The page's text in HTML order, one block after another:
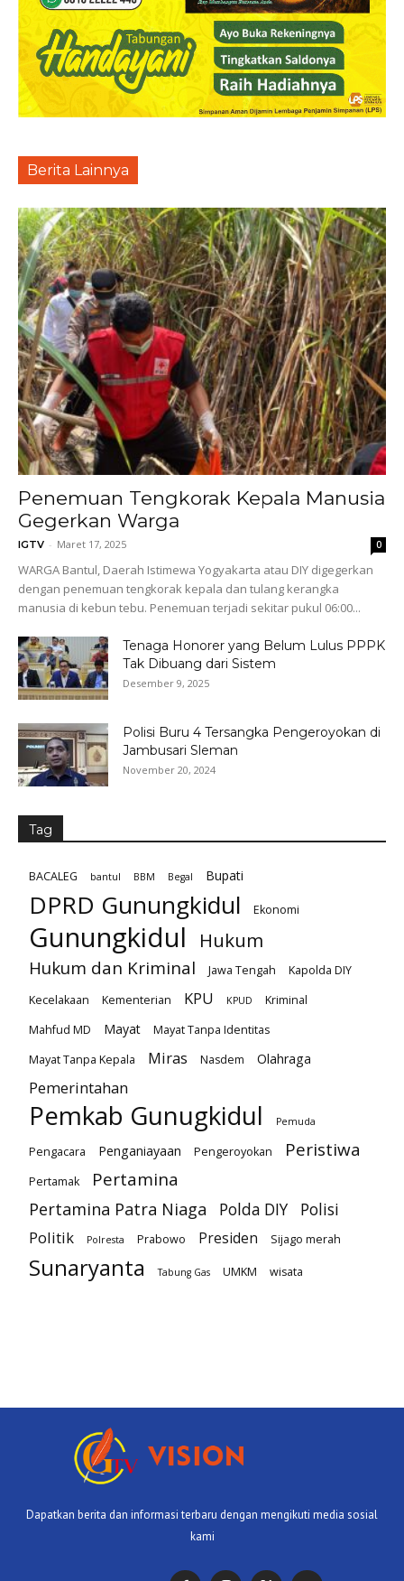
Berita Lainnya
Penemuan Tengkorak Kepala Manusia
Gegerkan Warga
IGTV - Maret 17, 2025 0
WARGA Bantul, Daerah Istimewa Yogyakarta atau DIY digegerkan
dengan penemuan tengkorak kepala dan tulang kerangka
manusia di kebun tebu. Penemuan terjadi sekitar pukul 06:00...
Tenaga Honorer yang Belum Lulus PPPK
Tak Dibuang dari Sistem
Desember 9, 2025
Polisi Buru 4 Tersangka Pengeroyokan di
Jambusari Sleman
November 20, 2024
Tag
BACALEG bantul BBM Begal Bupati
DPRD Gunungkidul Ekonomi
Gunungkidul Hukum
Hukum dan Kriminal Jawa Tengah
Kapolda DIY
Kecelakaan
Kementerian KPU KPUD
Kriminal
Mahfud MD
Mayat
Mayat Tanpa Identitas
Mayat Tanpa Kepala
Miras Nasdem Olahraga
Pemerintahan
Pemkab Gunugkidul Pemuda
Pengacara Penganiayaan Pengeroyokan Peristiwa
Pertamak Pertamina
Pertamina Patra Niaga Polda DIY
Polisi
Politik
Polresta Prabowo Presiden Sijago merah
Sunaryanta Tabung Gas UMKM wisata
Dapatkan berita dan informasi terbaru dengan mengikuti media sosial
kami